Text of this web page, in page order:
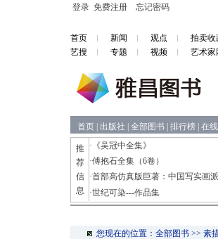
登录 免费注册 忘记密码
首页 新闻 观点 拍卖收
艺搜
专题 视频 艺术家
首页 出版社 全部图书 排行榜 在
推
荐
信
息
· 《吴冠中全集》
·傅抱石全集（6卷）
·首部高仿真版巨著：中国写实画派
·世纪可染---作品集
您现在的位置：全部图书 >> 素